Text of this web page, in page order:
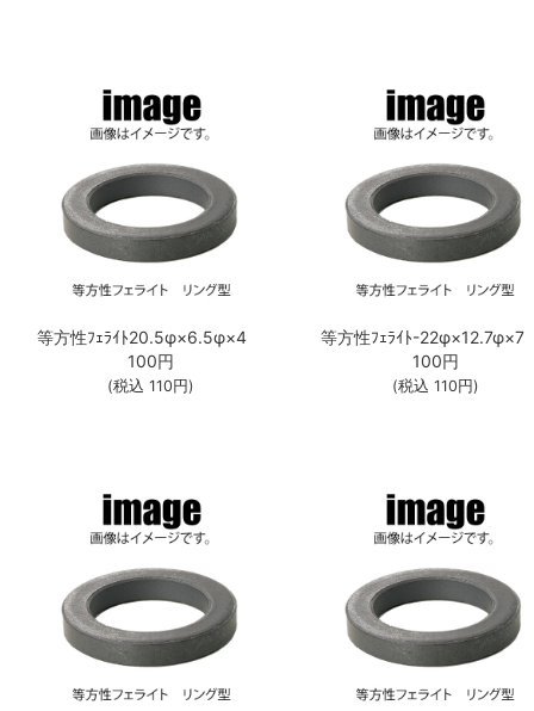
等方性ﾌｪﾗｲﾄ20.5φ×6.5φ×4
100円
(税込110 円)
等方性ﾌｪﾗｲﾄ-22φ×12.7φ×7
100円
(税込 110 円)